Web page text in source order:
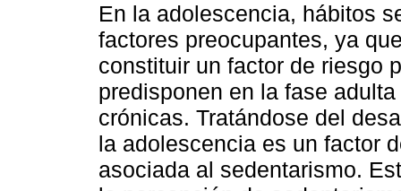
En la adolescencia, hábitos
factores preocupantes, ya
constituir un factor de riesgo
predisponen en la fase
crónicas. Tratándose del
la adolescencia es un factor
asociada al sedentarismo.